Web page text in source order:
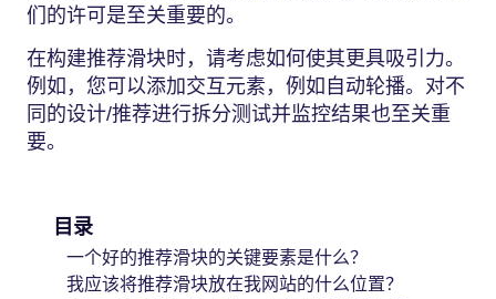
们的许可是至关重要的。
在构建推荐滑块时，请考虑如何使其更具吸引力。
例如，您可以添加交互元素，例如自动轮播。对不
同的设计/推荐进行拆分测试并监控结果也至关重
要。
目录
一个好的推荐滑块的关键要素是什么？
我应该将推荐滑块放在我网站的什么位置？